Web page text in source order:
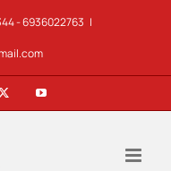
- 6936022763 |
YouTube